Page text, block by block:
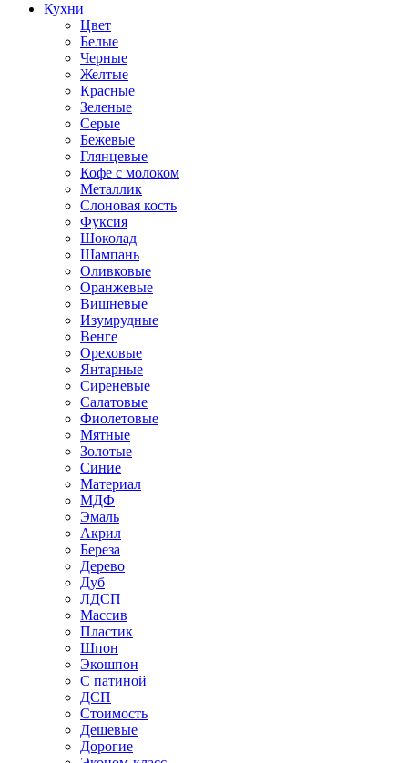
Кухни
Цвет
Белые
Черные
Желтые
Красные
Зеленые
Серые
Бежевые
Глянцевые
Кофе с молоком
Металлик
Слоновая кость
Фуксия
Шоколад
Шампань
Оливковые
Оранжевые
Вишневые
Изумрудные
Венге
Ореховые
Янтарные
Сиреневые
Салатовые
Фиолетовые
Мятные
Золотые
Синие
Материал
МДФ
Эмаль
Акрил
Береза
Дерево
Дуб
ЛДСП
Массив
Пластик
Шпон
Экошпон
С патиной
ДСП
Стоимость
Дешевые
Дорогие